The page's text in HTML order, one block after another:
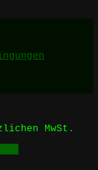
MwSt.